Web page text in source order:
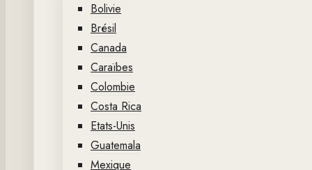
Bolivie
Brésil
Canada
Caraïbes
Colombie
Costa Rica
Etats-Unis
Guatemala
Mexique